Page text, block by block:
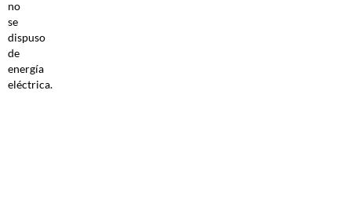
no
se
dispuso
de
energía
eléctrica.